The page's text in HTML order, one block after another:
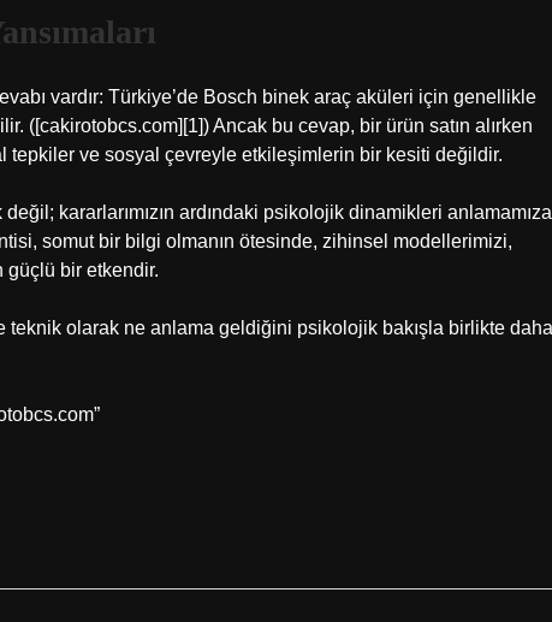
vardır: Türkiye’de Bosch binek araç aküleri için genellikle
([cakirotobcs.com][1]) Ancak bu cevap, bir ürün satın alırken
ve sosyal çevreyle etkileşimlerin bir kesiti değildir.
kararlarımızın ardındaki psikolojik dinamikleri anlamamıza
somut bir bilgi olmanın ötesinde, zihinsel modellerimizi,
güçlü bir etkendir.
teknik olarak ne anlama geldiğini psikolojik bakışla birlikte daha